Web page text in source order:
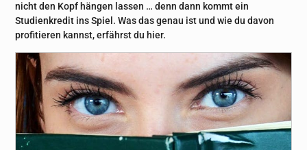
nicht den Kopf hängen lassen … denn dann kommt ein
Studienkredit ins Spiel. Was das genau ist und wie du davon
profitieren kannst, erfährst du hier.